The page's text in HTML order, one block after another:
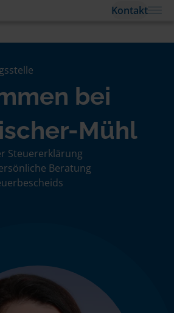
Kontakt
bei
Mühl
Steuererklärung
Beratung